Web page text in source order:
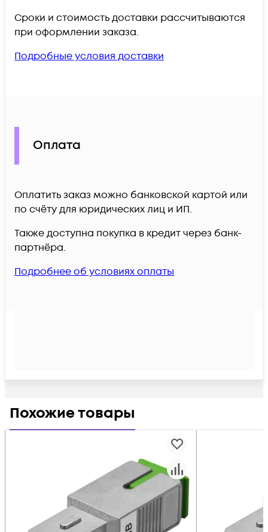
Сроки и стоимость доставки рассчитываются
при оформлении заказа.
Подробные условия доставки
Оплата
Оплатить заказ можно банковской картой или
по счёту для юридических лиц и ИП.
Также доступна покупка в кредит через банк-
партнёра.
Подробнее об условиях оплаты
Похожие товары